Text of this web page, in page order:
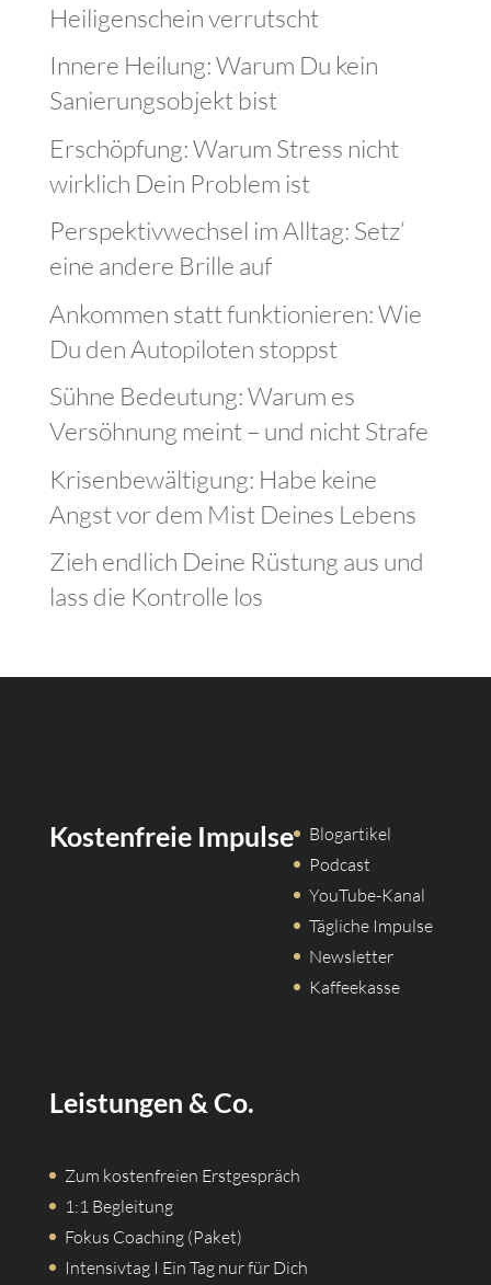
Heiligenschein verrutscht
Innere Heilung: Warum Du kein
Sanierungsobjekt bist
Erschöpfung: Warum Stress nicht
wirklich Dein Problem ist
Perspektivwechsel im Alltag: Setz‘
eine andere Brille auf
Ankommen statt funktionieren: Wie
Du den Autopiloten stoppst
Sühne Bedeutung: Warum es
Versöhnung meint – und nicht Strafe
Krisenbewältigung: Habe keine
Angst vor dem Mist Deines Lebens
Zieh endlich Deine Rüstung aus und
lass die Kontrolle los
Kostenfreie Impulse
Blogartikel
Podcast
YouTube-Kanal
Tägliche Impulse
Newsletter
Kaffeekasse
Leistungen & Co.
Zum kostenfreien Erstgespräch
1:1 Begleitung
Fokus Coaching (Paket)
Intensivtag I Ein Tag nur für Dich